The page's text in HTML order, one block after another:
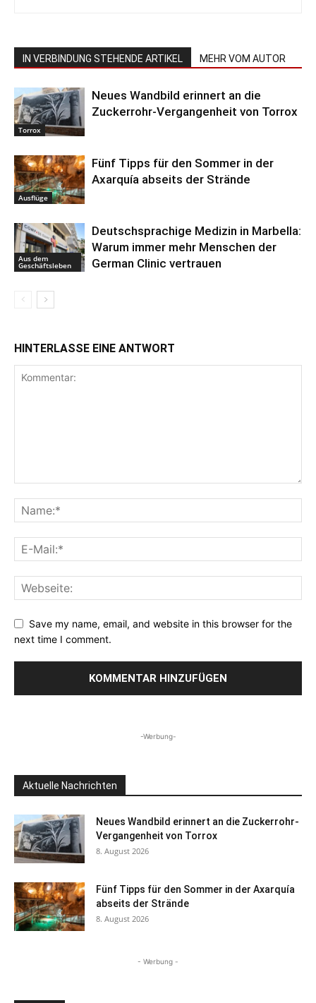
IN VERBINDUNG STEHENDE ARTIKEL MEHR VOM AUTOR
Torrox
Neues Wandbild erinnert an die
Zuckerrohr-Vergangenheit von Torrox
Ausflüge
Fünf Tipps für den Sommer in der
Axarquía abseits der Strände
Aus dem
Geschäftsleben
Deutschsprachige Medizin in Marbella:
Warum immer mehr Menschen der
German Clinic vertrauen
HINTERLASSE EINE ANTWORT
Save my name, email, and website in this browser for the
next time I comment.
-Werbung-
Aktuelle Nachrichten
Neues Wandbild erinnert an die Zuckerrohr-
Vergangenheit von Torrox
8. August 2026
Fünf Tipps für den Sommer in der Axarquía
abseits der Strände
8. August 2026
- Werbung -